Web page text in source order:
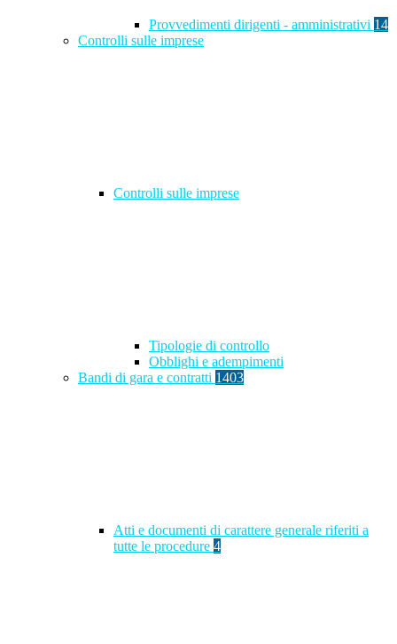
Provvedimenti dirigenti - amministrativi 14
Controlli sulle imprese
Controlli sulle imprese
Tipologie di controllo
Obblighi e adempimenti
Bandi di gara e contratti 1403
Atti e documenti di carattere generale riferiti a
tutte le procedure 4